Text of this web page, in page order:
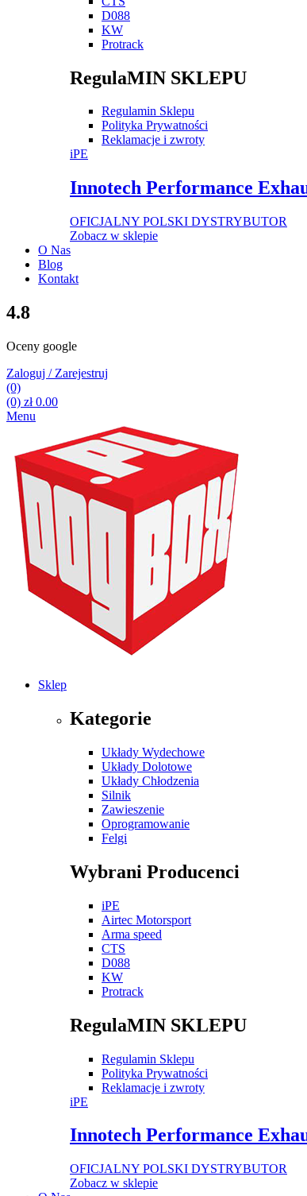
D088
KW
Protrack
RegulaMIN SKLEPU
Regulamin Sklepu
Polityka Prywatności
Reklamacje i zwroty
iPE
Innotech Performance
OFICJALNY POLSKI DYSTRYBUTOR
Zobacz w sklepie
O Nas
Blog
Kontakt
4.8
Oceny google
Zaloguj / Zarejestruj
(0)
(0) zł0.00
Menu
Sklep
Kategorie
Układy Wydechowe
Układy Dolotowe
Układy Chłodzenia
Silnik
Zawieszenie
Oprogramowanie
Felgi
Wybrani Producenci
iPE
Airtec Motorsport
Arma speed
CTS
D088
KW
Protrack
RegulaMIN SKLEPU
Regulamin Sklepu
Polityka Prywatności
Reklamacje i zwroty
iPE
Innotech Performance
OFICJALNY POLSKI DYSTRYBUTOR
Zobacz w sklepie